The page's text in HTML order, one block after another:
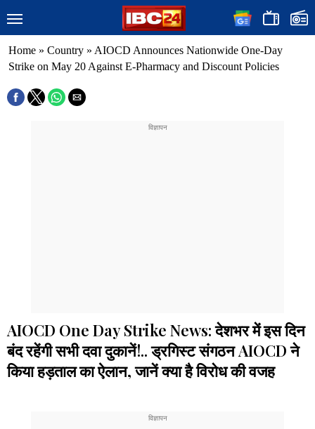
Home » Country » AIOCD Announces Nationwide One-Day
Strike on May 20 Against E-Pharmacy and Discount Policies
AIOCD One Day Strike News: देशभर में इस दिन
बंद रहेंगी सभी दवा दुकानें!.. ड्रगिस्ट संगठन AIOCD ने
किया हड़ताल का ऐलान, जानें क्या है विरोध की वजह